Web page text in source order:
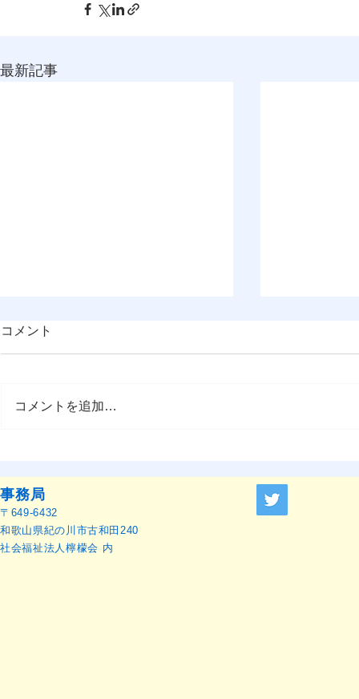
最新記事
催のお知らせ
本語訳）
コメント
コメントを追加…
事務局
〒649-6432
和歌山県紀の川市古和田240
社会福祉法人檸檬会 内